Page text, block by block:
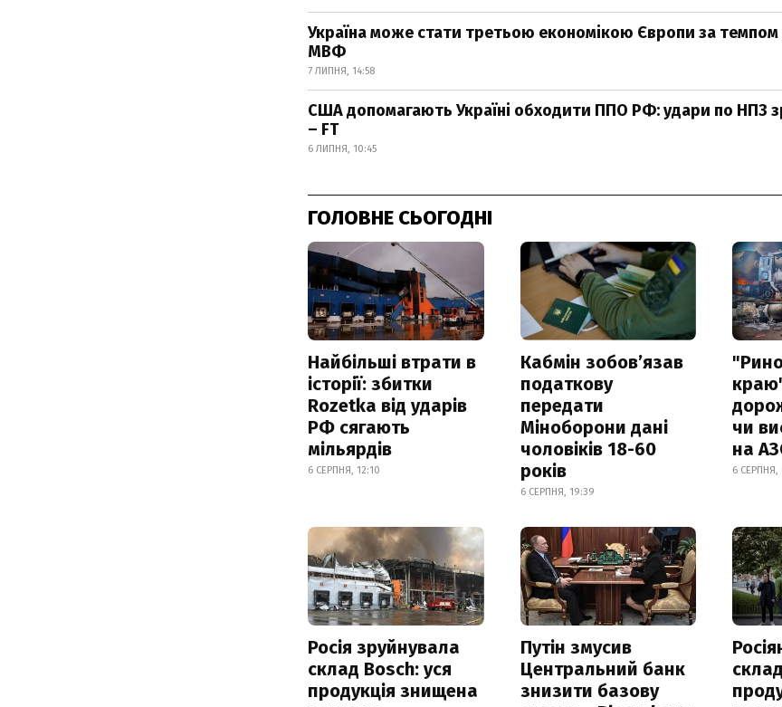
Україна може стати третьою економікою Європи за темпом
МВФ
7 ЛИПНЯ, 14:58
США допомагають Україні обходити ППО РФ: удари по НПЗ
– FT
6 ЛИПНЯ, 10:45
ГОЛОВНЕ СЬОГОДНІ
Найбільші втрати в
історії: збитки
Rozetka від ударів
РФ сягають
мільярдів
6 СЕРПНЯ, 12:10
Кабмін зобовʼязав
податкову
передати
Міноборони дані
чоловіків 18-60
років
6 СЕРПНЯ, 19:39
чи
на
6 СЕРПНЯ,
Росія зруйнувала
склад Bosch: уся
продукція знищена
Путін змусив
Центральний банк
знизити базову